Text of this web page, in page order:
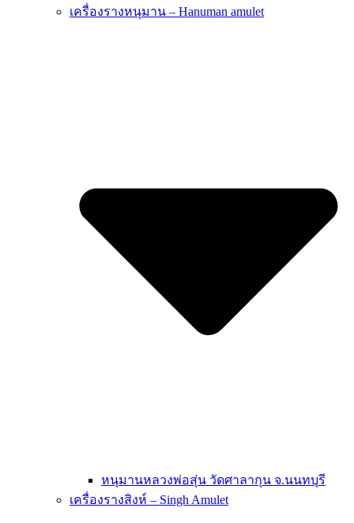
เครื่องรางหนุมาน – Hanuman amulet
หนุมานหลวงพ่อสุ่น วัดศาลากุน จ.นนทบุรี
เครื่องรางสิงห์ – Singh Amulet